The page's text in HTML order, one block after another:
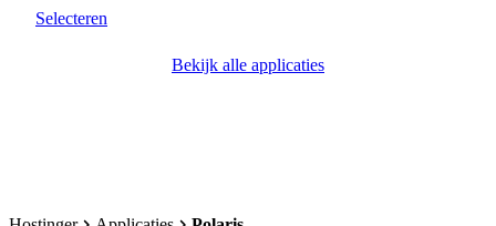
Selecteren
Bekijk alle applicaties